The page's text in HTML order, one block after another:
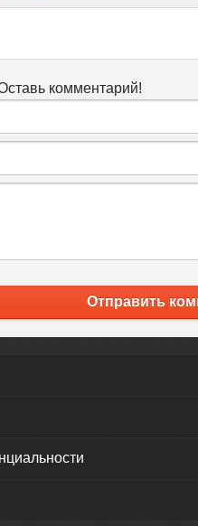
комментарий!
Отправить